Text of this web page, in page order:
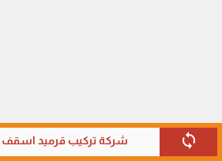
sync شركة تركيب قرميد اسقف